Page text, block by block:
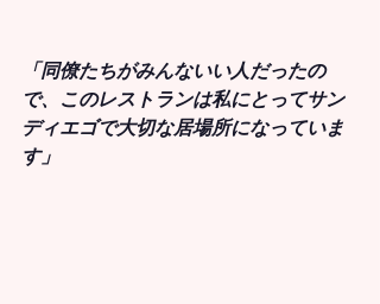
「同僚たちがみんないい人だったの
で、このレストランは私にとってサン
ディエゴで大切な居場所になっていま
す」